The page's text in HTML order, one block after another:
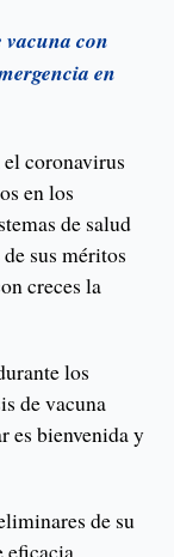
vacuna con
en
coronavirus
en los
de salud
sus méritos
creces la
los
de vacuna
es bienvenida y
de su